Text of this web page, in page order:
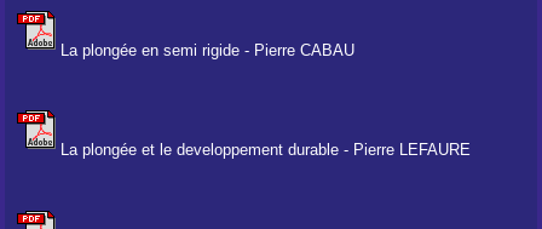
La plongée en semi rigide - Pierre CABAU
La plongée et le developpement durable - Pierre LEFAURE